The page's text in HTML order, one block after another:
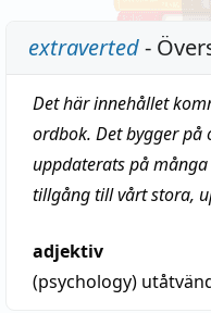
extraverted-
Det här innehållet
ordbok. Det bygger
uppdaterats på
tillgång till vårt stora,
adjektiv
(psychology)